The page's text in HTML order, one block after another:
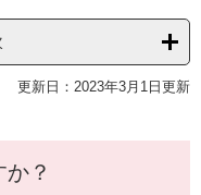
更新日：2023年3月1日更新
？